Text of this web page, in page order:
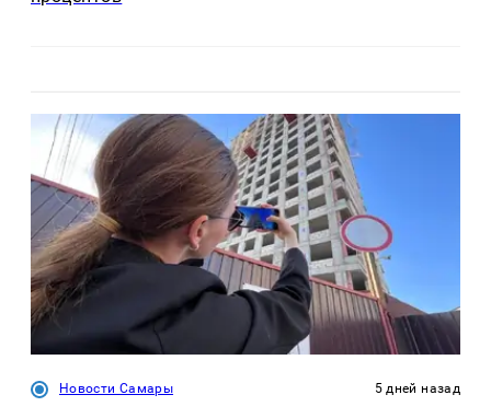
Новости Самары 5 дней назад